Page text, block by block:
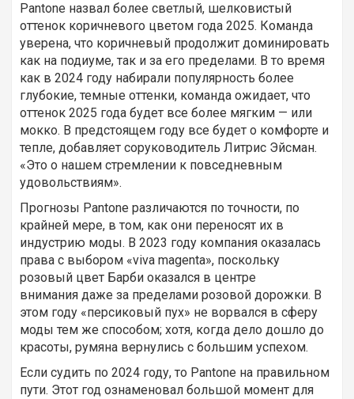
Pantone назвал более светлый, шелковистый
оттенок коричневого цветом года 2025. Команда
уверена, что коричневый продолжит доминировать
как на подиуме, так и за его пределами. В то время
как в 2024 году набирали популярность более
глубокие, темные оттенки, команда ожидает, что
оттенок 2025 года будет все более мягким — или
мокко. В предстоящем году все будет о комфорте и
тепле, добавляет соруководитель Литрис Эйсман.
«Это о нашем стремлении к повседневным
удовольствиям».
Прогнозы Pantone различаются по точности, по
крайней мере, в том, как они переносят их в
индустрию моды. В 2023 году компания оказалась
права с выбором «viva magenta», поскольку
розовый цвет Барби оказался в центре
внимания даже за пределами розовой дорожки. В
этом году «персиковый пух» не ворвался в сферу
моды тем же способом; хотя, когда дело дошло до
красоты, румяна вернулись с большим успехом.
Если судить по 2024 году, то Pantone на правильном
пути. Этот год ознаменовал большой момент для